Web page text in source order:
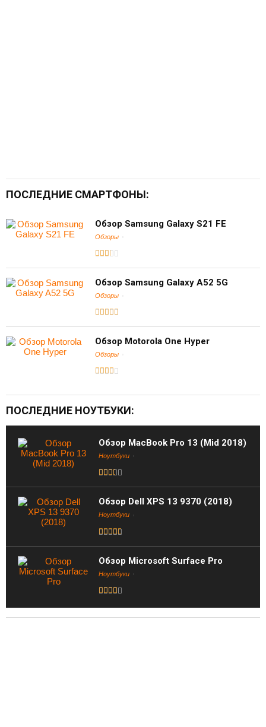
ПОСЛЕДНИЕ СМАРТФОНЫ:
Обзор Samsung Galaxy S21 FE
Обзоры
Обзор Samsung Galaxy A52 5G
Обзоры
Обзор Motorola One Hyper
Обзоры
ПОСЛЕДНИЕ НОУТБУКИ:
Обзор MacBook Pro 13 (Mid 2018)
Ноутбуки
Обзор Dell XPS 13 9370 (2018)
Ноутбуки
Обзор Microsoft Surface Pro
Ноутбуки